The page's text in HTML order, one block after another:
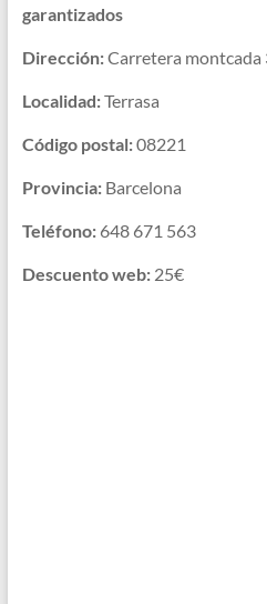
garantizados
Dirección:Carretera montcada
Localidad:Terrasa
Código postal:08221
Provincia:Barcelona
Teléfono:648 671 563
Descuento web:25€